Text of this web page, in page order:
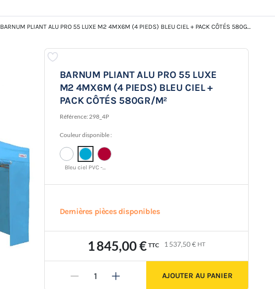
BARNUM PLIANT ALU PRO 55 LUXE M2 4MX6M (4 PIEDS) BLEU CIEL + PACK CÔTÉS 580GR/M²
BARNUM PLIANT ALU PRO 55 LUXE
M2 4MX6M (4 PIEDS) BLEU CIEL +
PACK CÔTÉS 580GR/M²
Référence: 298_4P
Couleur disponible :
Bleu ciel PVC - CMJN 78 0 0 25
Dernières pièces disponibles
1 845,00 € TTC 1 537,50 € HT
- + AJOUTER AU PANIER